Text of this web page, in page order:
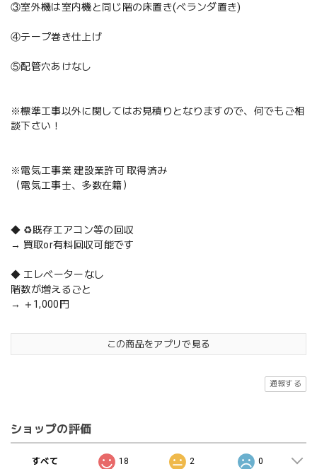
③室外機は室内機と同じ階の床置き(ベランダ置き)
④テープ巻き仕上げ
⑤配管穴あけなし
※標準工事以外に関してはお見積りとなりますので、何でもご相
談下さい！
※電気工事業 建設業許可 取得済み
（電気工事士、多数在籍）
◆ ♻️既存エアコン等の回収
→ 買取or有料回収可能です
◆ エレベーターなし
階数が増えるごと
→ ＋1,000円
この商品をアプリで見る
通報する
ショップの評価
すべて 18 2 0